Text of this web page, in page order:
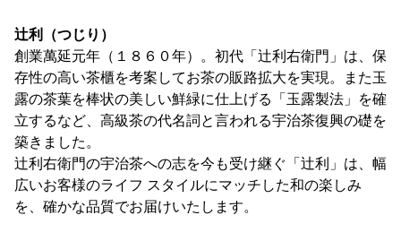
辻利（つじり）
創業萬延元年（１８６０年）。初代「辻利右衛門」は、保
存性の高い茶櫃を考案してお茶の販路拡大を実現。また玉
露の茶葉を棒状の美しい鮮緑に仕上げる「玉露製法」を確
立するなど、高級茶の代名詞と言われる宇治茶復興の礎を
築きました。
辻利右衛門の宇治茶への志を今も受け継ぐ「辻利」は、幅
広いお客様のライフ スタイルにマッチした和の楽しみ
を、確かな品質でお届けいたします。